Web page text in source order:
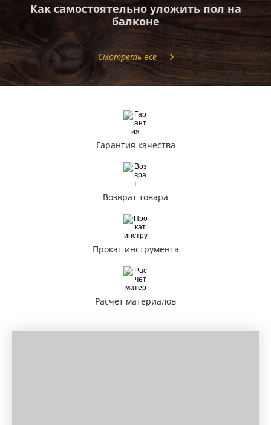
Как самостоятельно уложить пол на
балконе
Смотреть все
Гарантия качества
Возврат товара
Прокат инструмента
Расчет материалов